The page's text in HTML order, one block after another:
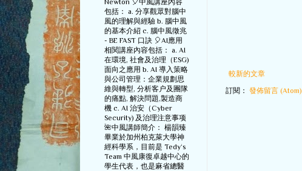
較新的文章
訂閱： 發佈留言 (Atom)
Newton 🎈中風講座內容
包括： a. 分享觀眾對腦中
風的理解與經驗 b. 腦中風
的基本介紹 c. 腦中風徵兆
- BE FAST 口訣 🎈AI應用
相関講座內容包括： a. AI
在環境, 社會及治理（ESG)
面向之應用 b. AI 導入策略
與公司管理：企業規劃思
維與轉型, 分析客户及團隊
的痛點, 解決問題,製造商
機 c. AI 治安（Cyber
Security) 及治理注意事项
🌺中風講師簡介： 楊韻臻
畢業於加州柏克萊大學神
經科學系，目前是 Tedy‘s
Team 中風康復卓越中心的
學生代表，也是麻省總醫